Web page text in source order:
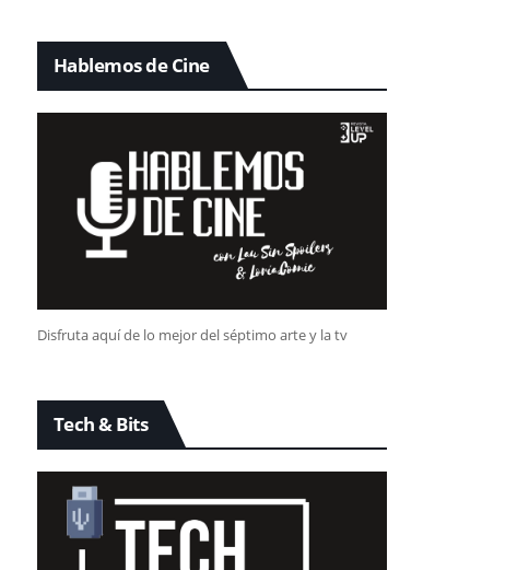
Hablemos de Cine
Disfruta aquí de lo mejor del séptimo arte y la tv
Tech & Bits